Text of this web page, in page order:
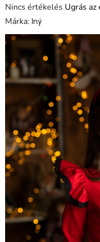
A termék átlagos
Nincs értékelés Ugrás
Márka: Iný